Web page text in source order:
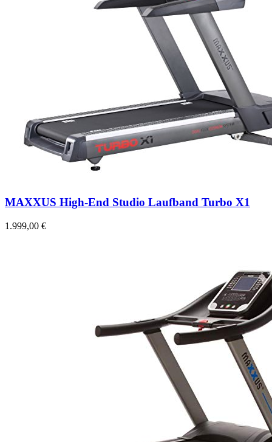
MAXXUS High-End Studio Laufband Turbo X1
1.999,00 €